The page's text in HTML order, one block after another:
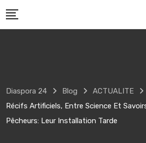
to
Diaspora 24 Blog ACTUALITE
Récifs Artificiels, Entre Science Et
Pêcheurs: Leur Installation Tarde